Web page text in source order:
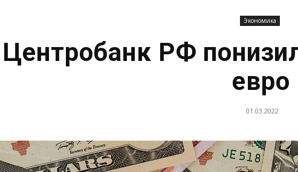
Экономика
Центробанк РФ
евро
01.03.2022